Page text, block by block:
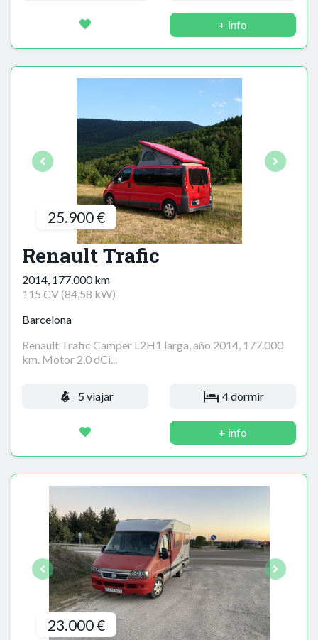
+ info
25.900 €
Renault Trafic
2014, 177.000 km
115 CV (84,58 kW)
Barcelona
Renault Trafic Camper L2H1 larga, año 2014, 177.000
km. Motor 2.0 dCi...
5 viajar 4 dormir
+ info
23.000 €